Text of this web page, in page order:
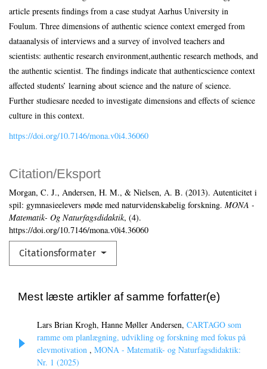
Citation/Eksport
Morgan, C. J., Andersen, H. M., & Nielsen, A. B. (2013). Autenticitet i
spil: gymnasieelevers møde med naturvidenskabelig forskning. MONA -
Matematik- Og Naturfagsdidaktik, (4).
https://doi.org/10.7146/mona.v0i4.36060
Citationsformater
article presents findings from a case studyat Aarhus University in
Foulum. Three dimensions of authentic science context emerged from
dataanalysis of interviews and a survey of involved teachers and
scientists: authentic research environment,authentic research methods, and
the authentic scientist. The findings indicate that authenticscience context
affected students’ learning about science and the nature of science.
Further studiesare needed to investigate dimensions and effects of science
culture in this context.
https://doi.org/10.7146/mona.v0i4.36060
Mest læste artikler af samme forfatter(e)
Lars Brian Krogh, Hanne Møller Andersen, CARTAGO som
ramme om planlægning, udvikling og forskning med fokus på
elevmotivation , MONA - Matematik- og Naturfagsdidaktik:
Nr. 1 (2025)